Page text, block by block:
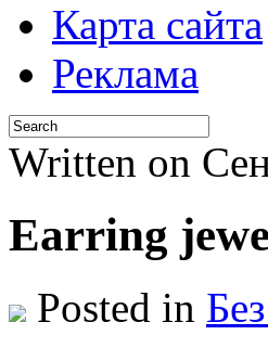
Карта сайта
Реклама
Written on
Earring
Posted in